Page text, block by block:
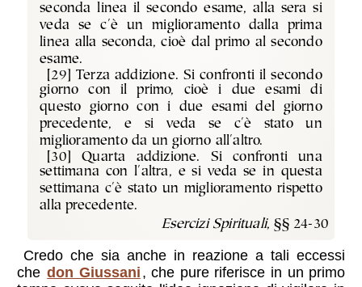
seconda linea il secondo esame, alla sera si
veda se c'è un miglioramento dalla prima
linea alla seconda, cioè dal primo al secondo
esame.
[29] Terza addizione. Si confronti il secondo
giorno con il primo, cioè i due esami di
questo giorno con i due esami del giorno
precedente, e si veda se c'è stato un
miglioramento da un giorno all'altro.
[30] Quarta addizione. Si confronti una
settimana con l'altra, e si veda se in questa
settimana c'è stato un miglioramento rispetto
alla precedente.
Esercizi Spirituali, §§ 24-30
Credo che sia anche in reazione a tali eccessi
che don Giussani , che pure riferisce in un primo